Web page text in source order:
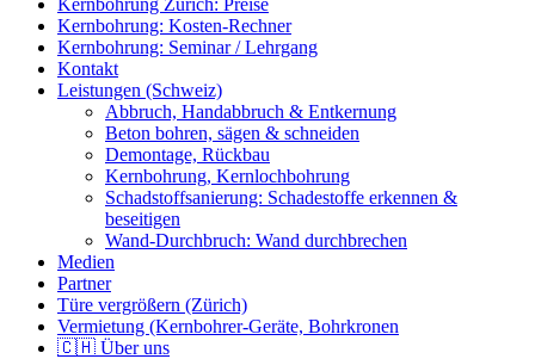
Kernbohrung Zürich: Preise
Kernbohrung: Kosten-Rechner
Kernbohrung: Seminar / Lehrgang
Kontakt
Leistungen (Schweiz)
Abbruch, Handabbruch & Entkernung
Beton bohren, sägen & schneiden
Demontage, Rückbau
Kernbohrung, Kernlochbohrung
Schadstoffsanierung: Schadestoffe erkennen &
beseitigen
Wand-Durchbruch: Wand durchbrechen
Medien
Partner
Türe vergrößern (Zürich)
Vermietung (Kernbohrer-Geräte, Bohrkronen
🇨🇭 Über uns